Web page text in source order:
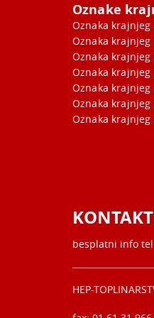
Oznake
Oznaka krajnjeg
Oznaka krajnjeg
Oznaka krajnjeg
Oznaka krajnjeg
Oznaka krajnjeg
Oznaka krajnjeg
Oznaka krajnjeg
KONTAKT
besplatni info
HEP-